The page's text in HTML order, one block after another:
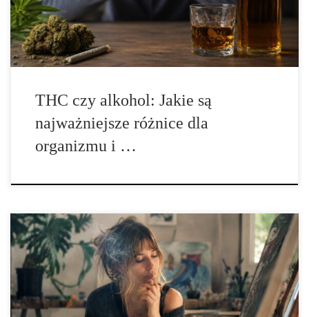
jest powszechnie dostępny i głęboko zakorzeniony w […]
THC czy alkohol: Jakie są
najważniejsze różnice dla
organizmu i …
Co to jest THC? THC, czyli tetrahydrokannabinol, to jeden z
najbardziej rozpoznawalnych związków chemicznych
występujących naturalnie w roślinach z rodzaju Cannabis. To
właśnie ta substancja odpowiada za charakterystyczne działanie
psychoaktywne konopi, dzięki czemu od dziesięcioleci stanowi